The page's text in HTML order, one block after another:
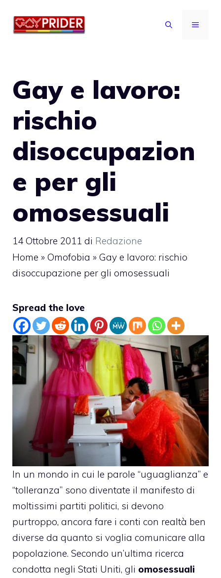
MENU
Gay e lavoro:
rischio
disoccupazion
e per gli
omosessuali
14 Ottobre 2011 di Redazione
Home » Omofobia » Gay e lavoro: rischio
disoccupazione per gli omosessuali
Spread the love
In un mondo in cui le parole “uguaglianza” e
“tolleranza” sono diventate il manifesto di
moltissimi partiti politici, si devono
purtroppo, ancora fare i conti con realtà ben
diverse da quanto si voglia comunicare alla
popolazione. Secondo un’ultima ricerca
condotta negli Stati Uniti, gli omosessuali